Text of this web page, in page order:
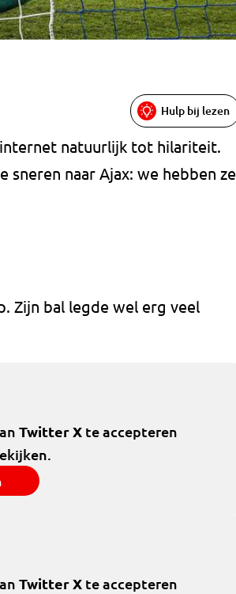
Hulp bij lezen
natuurlijk tot hilariteit.
naar Ajax: we hebben ze
Zijn bal legde wel erg veel
Twitter Xte accepteren
Twitter Xte accepteren